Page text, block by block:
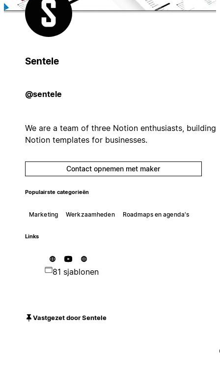
Sentele
@sentele
We are a team of three Notion enthusiasts, building
Notion templates for businesses.
Contact opnemen met maker
Populairste categorieën
Marketing Werkzaamheden Roadmaps en agenda's
Links
81 sjablonen
Vastgezet door Sentele